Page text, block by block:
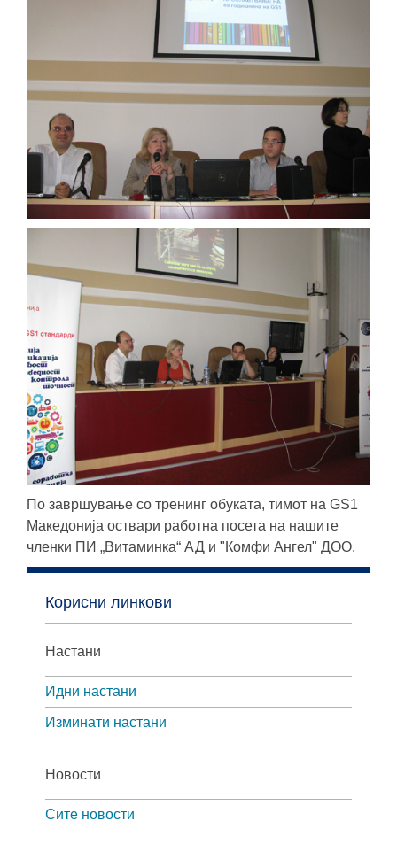
По завршување со тренинг обуката, тимот на GS1
Македонија оствари работна посета на нашите
членки ПИ „Витаминка“ АД и "Комфи Ангел" ДОО.
Корисни линкови
Настани
Идни настани
Изминати настани
Новости
Сите новости